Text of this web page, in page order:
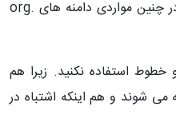
یک سازمان و یا دولتی باشد که در چنین مواردی دامنه های .org
خطوط استفاده نکنید. زیرا هم
می شوند و هم اینکه اشتباه در